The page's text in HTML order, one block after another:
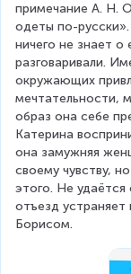
примечание А. Н.
одеты по-
ничего не знает о
разговаривали.
окружающих
мечтательности,
образ она себе
Катерина
она замужняя
своему чувству,
этого. Не
отъезд устраняет
Борисом.